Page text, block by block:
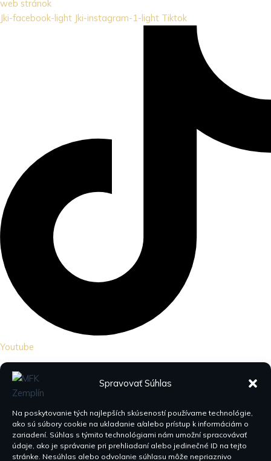
Spravovať Súhlas
Na poskytovanie tých najlepších skúseností používame technológie,
ako sú súbory cookie na ukladanie a/alebo prístup k informáciám o
zariadení. Súhlas s týmito technológiami nám umožní spracovávať
údaje, ako je správanie pri prehliadaní alebo jedinečné ID na tejto
stránke. Nesúhlas alebo odvolanie súhlasu môže nepriaznivo
web stránok
Jki-facebook-light Jki-instagram-1-light Tiktok
Youtube